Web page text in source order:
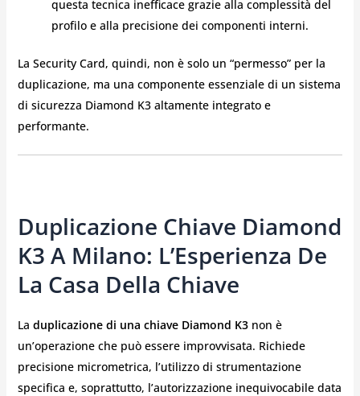
questa tecnica inefficace grazie alla complessità del
profilo e alla precisione dei componenti interni.
La Security Card, quindi, non è solo un “permesso” per la
duplicazione, ma una componente essenziale di un sistema
di sicurezza Diamond K3 altamente integrato e
performante.
Duplicazione Chiave Diamond
K3 A Milano: L’Esperienza De
La Casa Della Chiave
La duplicazione di una chiave Diamond K3non è
un’operazione che può essere improvvisata. Richiede
precisione micrometrica, l’utilizzo di strumentazione
specifica e, soprattutto, l’autorizzazione inequivocabile data